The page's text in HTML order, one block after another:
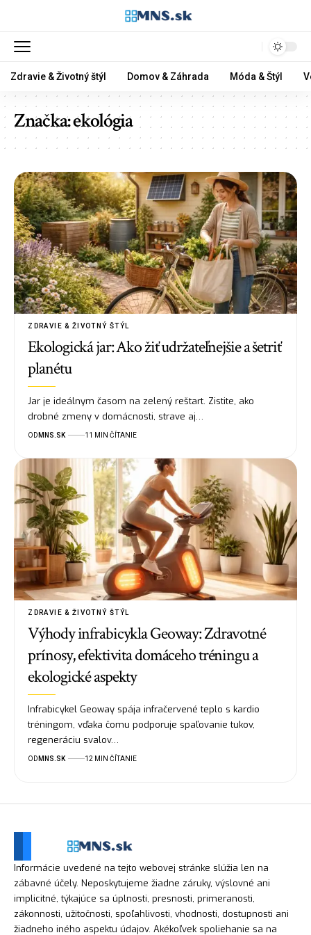
Zdravie & Životný štýl Domov & Záhrada Móda & Štýl
Značka:ekológia
ZDRAVIE & ŽIVOTNÝ ŠTÝL
Ekologická jar: Ako žiť udržateľnejšie a šetriť
planétu
Jar je ideálnym časom na zelený reštart. Zistite, ako
drobné zmeny v domácnosti, strave aj…
OD MNS.SK 11 MIN ČÍTANIE
ZDRAVIE & ŽIVOTNÝ ŠTÝL
Výhody infrabicykla Geoway: Zdravotné
prínosy, efektivita domáceho tréningu a
ekologické aspekty
Infrabicykel Geoway spája infračervené teplo s kardio
tréningom, vďaka čomu podporuje spaľovanie tukov,
regeneráciu svalov…
OD MNS.SK 12 MIN ČÍTANIE
Informácie uvedené na tejto webovej stránke slúžia len na
zábavné účely. Neposkytujeme žiadne záruky, výslovné ani
implicitné, týkajúce sa úplnosti, presnosti, primeranosti,
zákonnosti, užitočnosti, spoľahlivosti, vhodnosti, dostupnosti ani
žiadneho iného aspektu údajov. Akékoľvek spoliehanie sa na